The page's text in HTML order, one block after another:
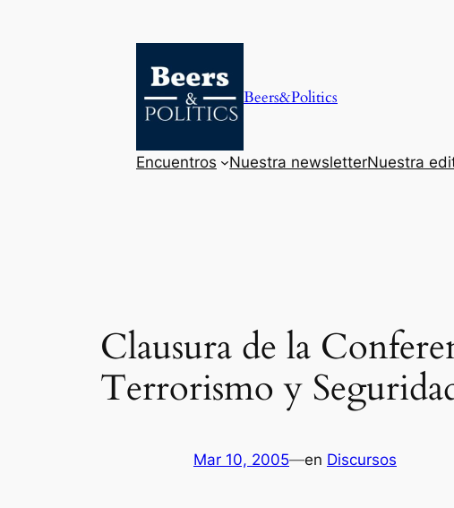
Beers&Politics
Encuentros Nuestra newsletterNuestra
Clausura de la
Terrorismo y
Mar 10, 2005—en Discursos